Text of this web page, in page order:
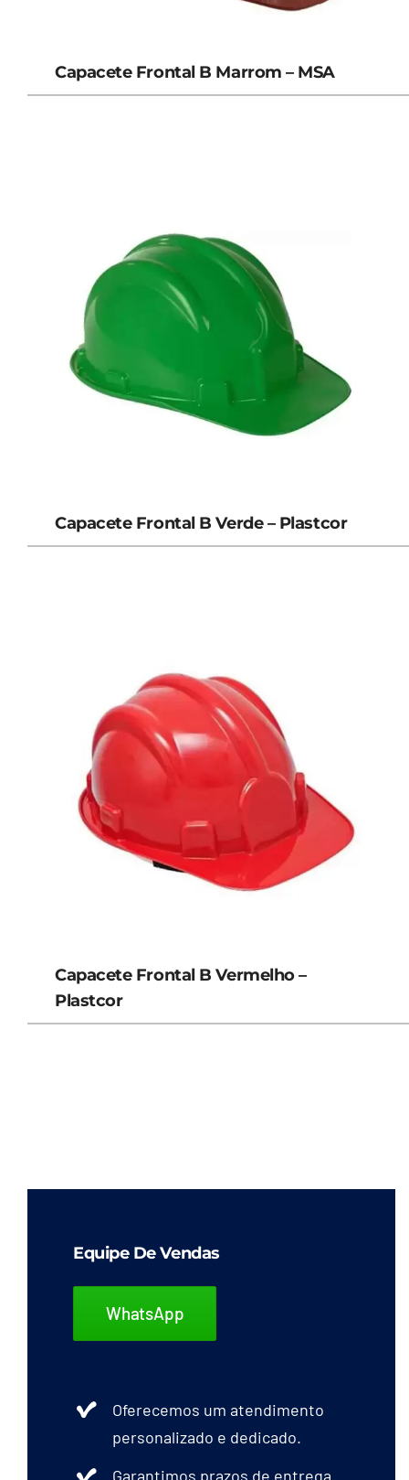
Capacete Frontal B Marrom – MSA
Capacete Frontal B Verde – Plastcor
Capacete Frontal B Vermelho –
Plastcor
Equipe De Vendas
WhatsApp
Oferecemos um atendimento
personalizado e dedicado.
Garantimos prazos de entrega